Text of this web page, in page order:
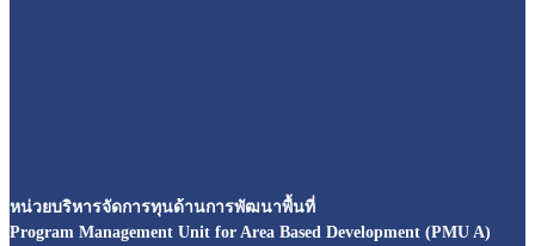
หน่วยบริหารจัดการทุนด้านการพัฒนาพื้นที่
Program Management Unit for Area Based Development (PMU A)